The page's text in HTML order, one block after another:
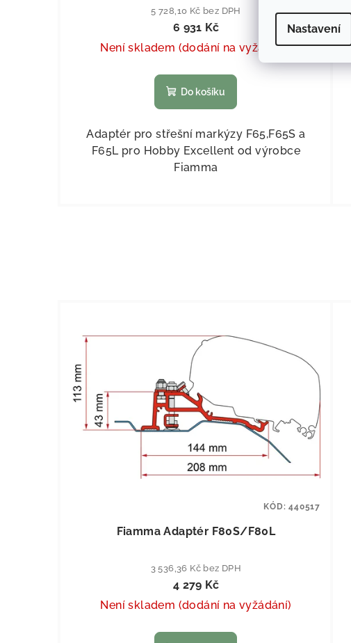
Nastavení
5 728,10 Kč bez DPH
6 931 Kč
Není skladem (dodání na vyžádání)
Do košíku
Adaptér pro střešní markýzy F65,F65S a
F65L pro Hobby Excellent od výrobce
Fiamma
Fiamma Adaptér F80S/F80L
3 536,36 Kč bez DPH
4 279 Kč
Není skladem (dodání na vyžádání)
KÓD:440517